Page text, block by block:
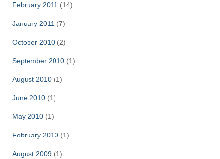
February 2011 (14)
January 2011 (7)
October 2010 (2)
September 2010 (1)
August 2010 (1)
June 2010 (1)
May 2010 (1)
February 2010 (1)
August 2009 (1)